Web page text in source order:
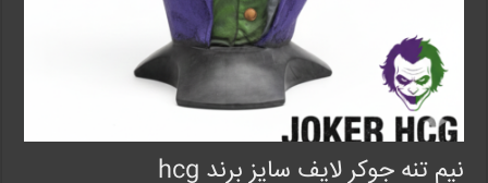
نیم تنه جوکر لایف سایز برند hcg